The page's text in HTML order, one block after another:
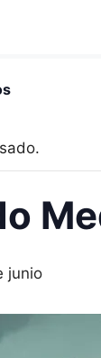
junio